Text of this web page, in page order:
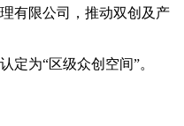
管理有限公司，推动双创及产
定为“区级众创空间”。